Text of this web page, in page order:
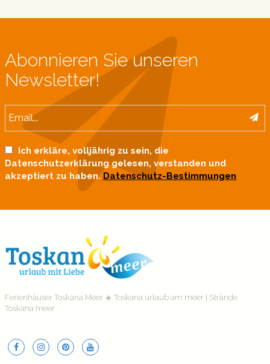
Abonnieren Sie unseren
Newsletter!
Ich erkläre, volljährig zu sein, die
Datenschutzerklärung gelesen, verstanden und
akzeptiert zu haben.Datenschutz-Bestimmungen
Ferienhäuser Toskana Meer ☀️ Toskana urlaub am meer | Strände
Toskana meer